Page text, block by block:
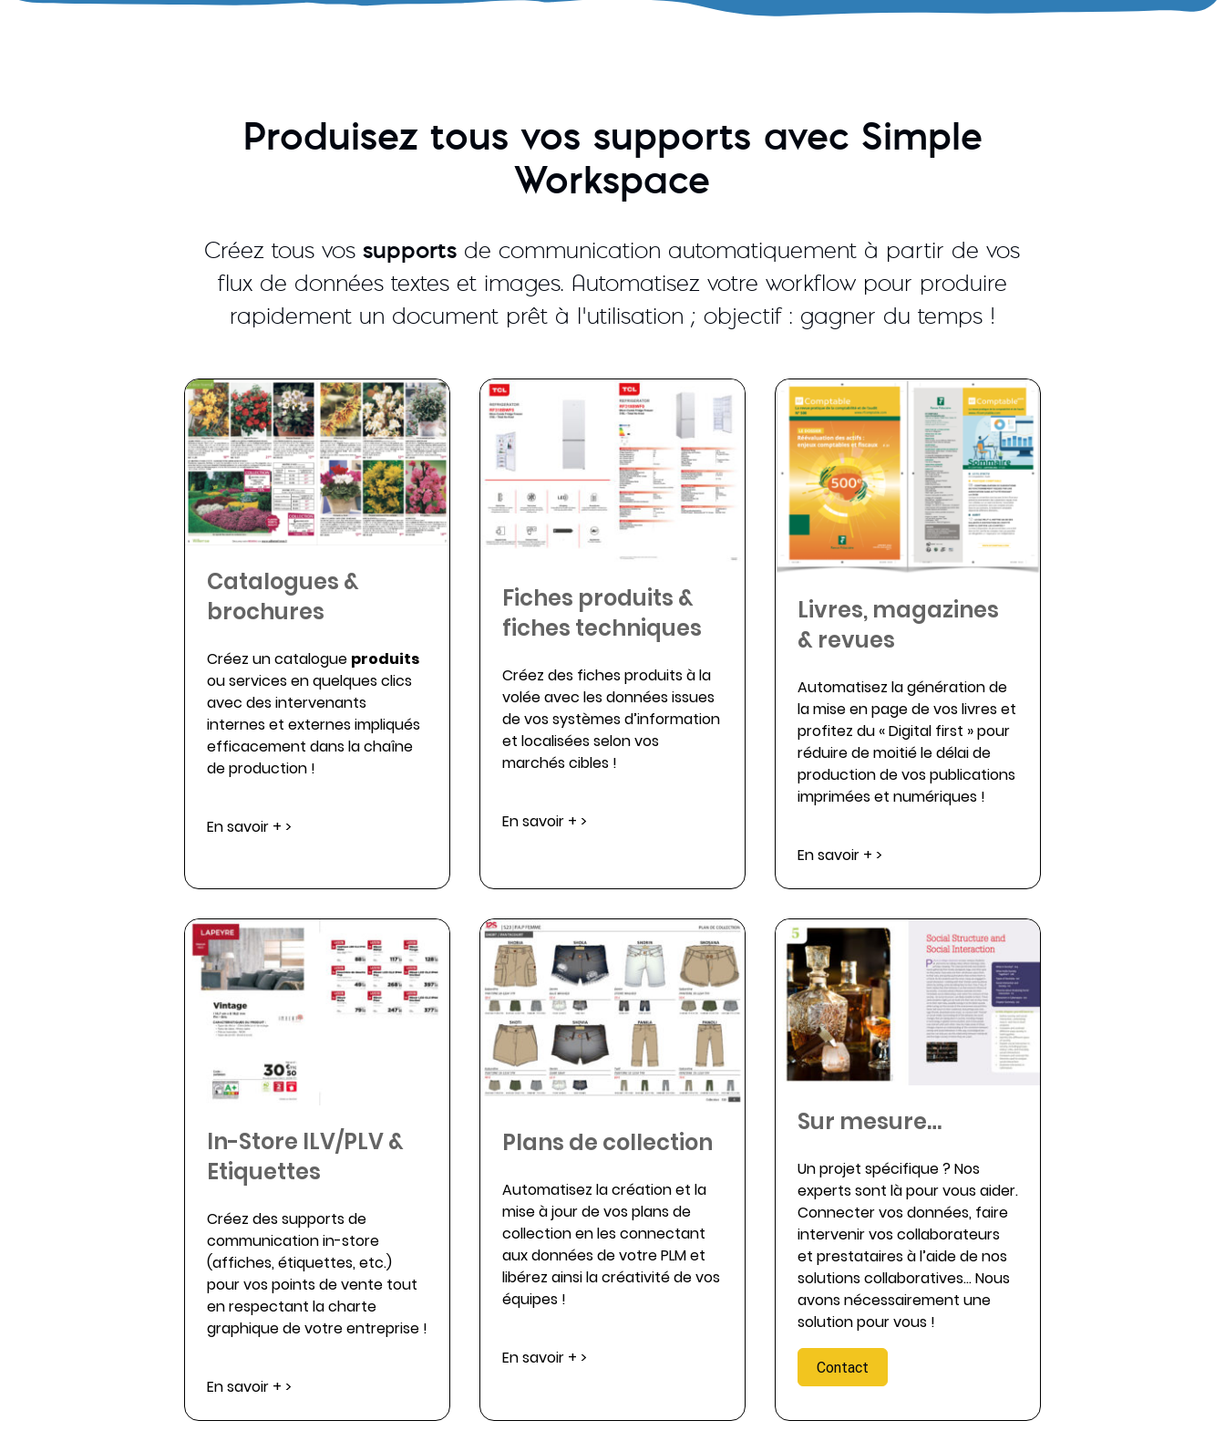
Produisez tous vos supports avec Simple
Workspace
Créez tous vossupports de communication automatiquement à partir de vos
flux de données textes et images. Automatisez votre workflow pour produire
rapidement un document prêt à l’utilisation ; objectif : gagner du temps !
Catalogues &
brochures
Créez un catalogue produits
ou services en quelques clics
avec des intervenants
internes et externes impliqués
efficacement dans la chaîne
de production !
En savoir + >
Fiches produits &
fiches techniques
Créez des fiches produits à la
volée avec les données issues
de vos systèmes d’information
et localisées selon vos
marchés cibles !
En savoir + >
Livres, magazines
& revues
Automatisez la génération de
la mise en page de vos livres et
profitez du « Digital first » pour
réduire de moitié le délai de
production de vos publications
imprimées et numériques !
En savoir + >
In-Store ILV/PLV &
Etiquettes
Créez des supports de
communication in-store
(affiches, étiquettes, etc.)
pour vos points de vente tout
en respectant la charte
graphique de votre entreprise !
En savoir + >
Plans de collection
Automatisez la création et la
mise à jour de vos plans de
collection en les connectant
aux données de votre PLM et
libérez ainsi la créativité de vos
équipes !
En savoir + >
Sur mesure…
Un projet spécifique ? Nos
experts sont là pour vous aider.
Connecter vos données, faire
intervenir vos collaborateurs
et prestataires à l’aide de nos
solutions collaboratives… Nous
avons nécessairement une
solution pour vous !
Contact